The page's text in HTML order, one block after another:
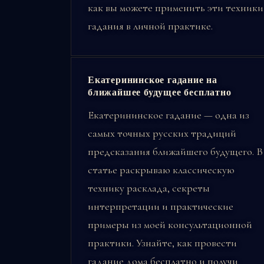
как вы можете применить эти техники
гадания в личной практике.
Екатерининское гадание на
ближайшее будущее бесплатно
Екатерининское гадание — одна из
самых точных русских традиций
предсказания ближайшего будущего. В
статье раскрываю классическую
технику расклада, секреты
интерпретации и практические
примеры из моей консультационной
практики. Узнайте, как провести
гадание дома бесплатно и получи